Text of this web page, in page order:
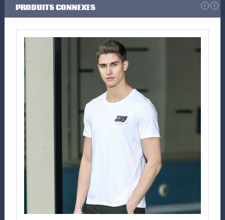
PRODUITS CONNEXES